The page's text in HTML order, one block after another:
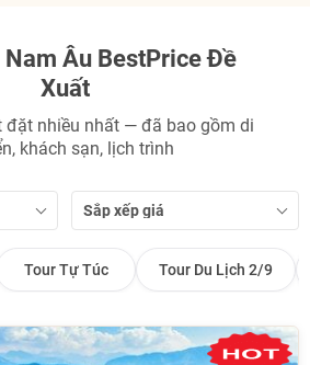
Nam Âu BestPrice Đề
Xuất
đặt nhiều nhất — đã bao gồm di
khách sạn, lịch trình
Sắp xếp giá
Tour Tự Túc Tour Du Lịch 2/9